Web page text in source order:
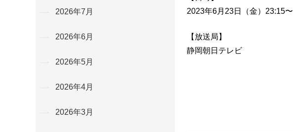
2023年6月23日（金）23:15〜
【放送局】
静岡朝日テレビ
2026年7月
2026年6月
2026年5月
2026年4月
2026年3月